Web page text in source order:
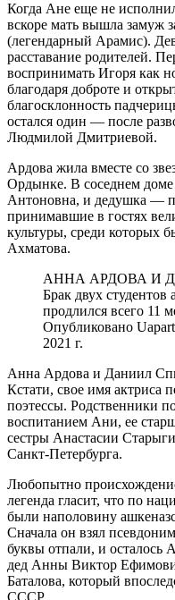
Когда Ане еще не
вскоре мать вышла замуж
(легендарный Арамис).
расставание родителей.
воспринимать Игоря как
благодаря доброте и
благосклонность
остался один — после
Людмилой Дмитриевой.
Ардова жила вместе со
Ордынке. В соседнем
Антоновна, и дедушка —
принимавшие в гостях
культуры, среди которых
Ахматова.
АННА АРДОВА И
Брак двух студентов
продлился всего 11
Опубликовано
2021 г.
Анна Ардова и Даниил
Кстати, свое имя актриса
поэтессы. Родственники
воспитанием Ани, ее
сестры Анастасии
Санкт-Петербурга.
Любопытно
легенда гласит, что по
были наполовину
Сначала он взял
буквы отпали, и осталось
дед Анны Виктор
Баталова, который
СССР.